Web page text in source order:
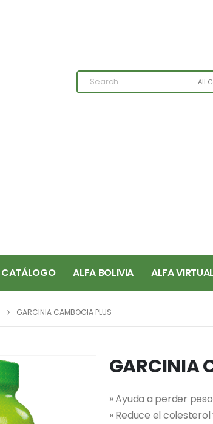
CATÁLOGO ALFA BOLIVIA ALFA VIRTUAL
GARCINIA CAMBOGIA PLUS
GARCINIA
» Ayuda a perder
» Reduce el